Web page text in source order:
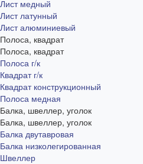
Лист медный
Лист латунный
Лист алюминиевый
Полоса, квадрат
Полоса, квадрат
Полоса г/к
Квадрат г/к
Квадрат конструкционный
Полоса медная
Балка, швеллер, уголок
Балка, швеллер, уголок
Балка двутавровая
Балка низколегированная
Швеллер